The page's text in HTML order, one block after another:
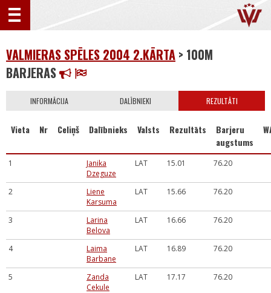
VALMIERAS SPĒLES 2004 2.KĀRTA > 100M
BARJERAS
INFORMĀCIJA DALĪBNIEKI REZULTĀTI
Vieta Nr Celiņš Dalībnieks Valsts Rezultāts
Barjeru
augstums
1
Janika
Dzeguze
LAT 15.01 76.20
2
Liene
Karsuma
LAT 15.66 76.20
3
Larina
Belova
LAT 16.66 76.20
4
Laima
Barbane
LAT 16.89 76.20
5
Zanda
Cekule
LAT 17.17 76.20